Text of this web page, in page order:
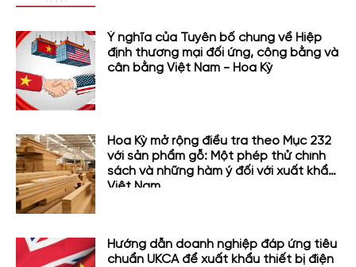
Ý nghĩa của Tuyên bố chung về Hiệp
định thương mại đối ứng, công bằng và
cân bằng Việt Nam - Hoa Kỳ
Hoa Kỳ mở rộng điều tra theo Mục 232
với sản phẩm gỗ: Một phép thử chính
sách và những hàm ý đối với xuất khẩu
Việt Nam
Hướng dẫn doanh nghiệp đáp ứng tiêu
chuẩn UKCA để xuất khẩu thiết bị điện